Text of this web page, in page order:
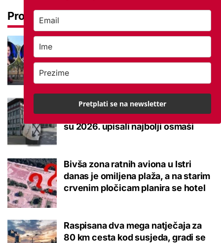
Pročitaj još
brucoš mora naviknuti
Ovo je 10 srednjoškolskih smjerova
u Krapinsko-zagorskoj županiji koje
su 2026. upisali najbolji osmaši
Bivša zona ratnih aviona u Istri
danas je omiljena plaža, a na starim
crvenim pločicam planira se hotel
Raspisana dva mega natječaja za
80 km cesta kod susjeda, gradi se
Pretplati se na newsletter